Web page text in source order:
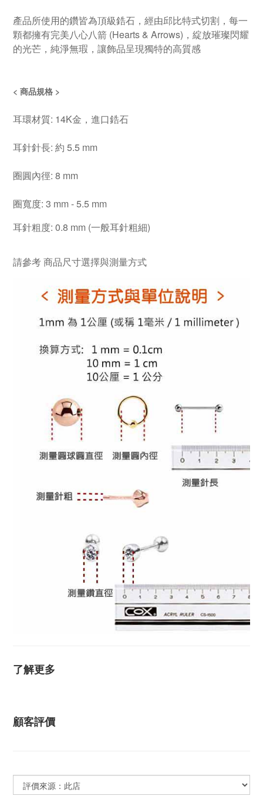
產品所使用的鑽皆為頂級鋯石，經由邱比特式切割，每一
顆都擁有完美八心八箭 (Hearts & Arrows) ，綻放璀璨閃耀
的光芒，純淨無瑕，讓飾品呈現獨特的高質感
< 商品規格 >
耳環材質: 14K金，進口鋯石
耳針針長: 約 5.5 mm
圈圓內徑: 8 mm
圈寬度: 3 mm - 5.5 mm
耳針粗度: 0.8 mm (一般耳針粗細)
請參考商品尺寸選擇與測量方式
了解更多
顧客評價